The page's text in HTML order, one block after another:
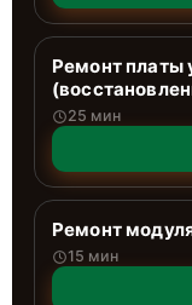
Ремонт платы
25 мин
Ремонт
15 мин